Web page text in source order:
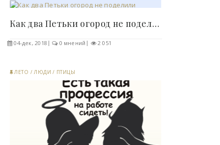
Как два Петьки огород не поделили..
04-дек, 2018 0 мнений 2 051
ЛЕТО / ЛЮДИ / ПТИЦЫ